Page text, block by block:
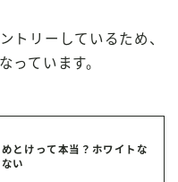
トリーしているため、
っています。
とけって本当？ホワイトな
い